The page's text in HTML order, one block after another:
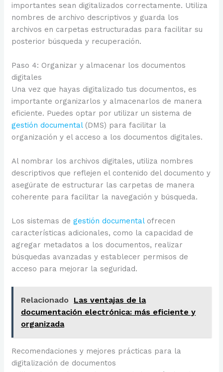
importantes sean digitalizados correctamente. Utiliza
nombres de archivo descriptivos y guarda los
archivos en carpetas estructuradas para facilitar su
posterior búsqueda y recuperación.
Paso 4: Organizar y almacenar los documentos
digitales
Una vez que hayas digitalizado tus documentos, es
importante organizarlos y almacenarlos de manera
eficiente. Puedes optar por utilizar un sistema de
gestión documental(DMS) para facilitar la
organización y el acceso a los documentos digitales.
Al nombrar los archivos digitales, utiliza nombres
descriptivos que reflejen el contenido del documento y
asegúrate de estructurar las carpetas de manera
coherente para facilitar la navegación y búsqueda.
Los sistemas degestión documentalofrecen
características adicionales, como la capacidad de
agregar metadatos a los documentos, realizar
búsquedas avanzadas y establecer permisos de
acceso para mejorar la seguridad.
Relacionado
Las ventajas de la
documentación electrónica: más eficiente y
organizada
Recomendaciones y mejores prácticas para la
digitalización de documentos